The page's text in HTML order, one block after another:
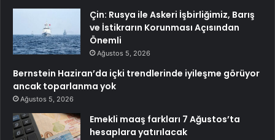
Çin: Rusya ile Askeri İşbirliğimiz, Barış
ve İstikrarın Korunması Açısından
Önemli
Ağustos 5, 2026
Bernstein Haziran’da içki trendlerinde iyileşme görüyor
ancak toparlanma yok
Ağustos 5, 2026
Emekli maaş farkları 7 Ağustos’ta
hesaplara yatırılacak